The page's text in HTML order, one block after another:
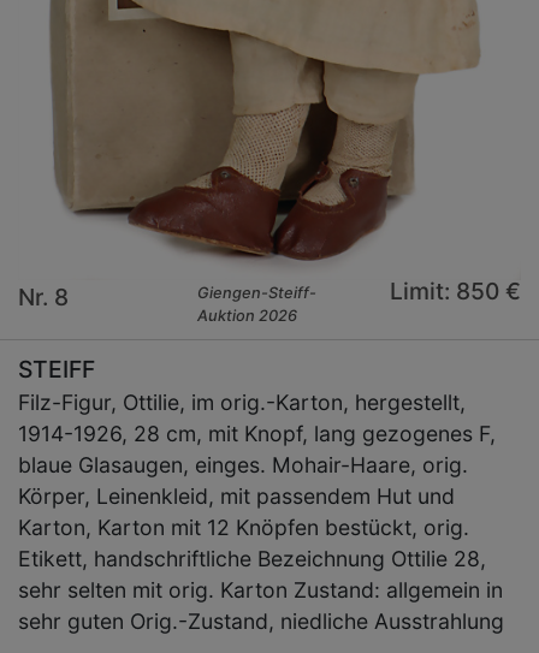
Nr. 8
Giengen-Steiff-
Auktion 2026
Limit: 850 €
STEIFF
Filz-Figur, Ottilie, im orig.-Karton, hergestellt,
1914-1926, 28 cm, mit Knopf, lang gezogenes F,
blaue Glasaugen, einges. Mohair-Haare, orig.
Körper, Leinenkleid, mit passendem Hut und
Karton, Karton mit 12 Knöpfen bestückt, orig.
Etikett, handschriftliche Bezeichnung Ottilie 28,
sehr selten mit orig. Karton Zustand: allgemein in
sehr guten Orig.-Zustand, niedliche Ausstrahlung